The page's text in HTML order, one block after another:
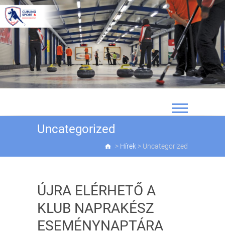
Skip
to
content
Uncategorized
> Hírek > Uncategorized
ÚJRA ELÉRHETŐ A
KLUB NAPRAKÉSZ
ESEMÉNYNAPTÁRA